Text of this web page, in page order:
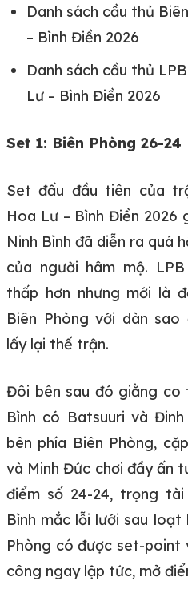
Danh sách cầu thủ
– Bình Điền 2026
Danh sách cầu thủ
Lư – Bình Điền 2026
Set 1: Biên Phòng 26-24
Set đấu đầu tiên của
Hoa Lư – Bình Điền 2026
Ninh Bình đã diễn ra quá
của người hâm mộ.
thấp hơn nhưng mới là
Biên Phòng với dàn sao
lấy lại thế trận.
Đôi bên sau đó giằng co
Bình có Batsuuri và
bên phía Biên Phòng,
và Minh Đức chơi đầy ấn
điểm số 24-24, trọng
Bình mắc lỗi lưới sau
Phòng có được set-point
công ngay lập tức, mở